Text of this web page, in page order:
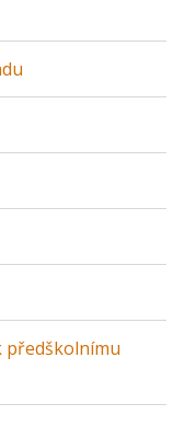
předškolnímu